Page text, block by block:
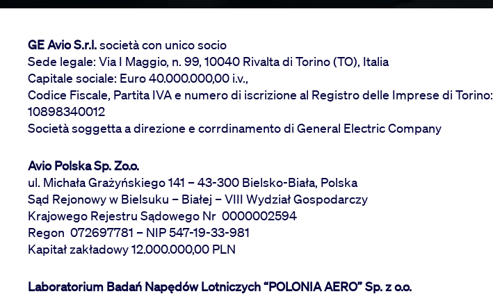
GE Avio S.r.l.società con unico socio
Sede legale: Via I Maggio, n. 99, 10040 Rivalta di Torino (TO), Italia
Capitale sociale: Euro 40.000.000,00 i.v.,
Codice Fiscale, Partita IVA e numero di iscrizione al Registro delle Imprese di Torino:
10898340012
Società soggetta a direzione e corrdinamento di General Electric Company
Avio Polska Sp. Zo.o.
ul. Michała Grażyńskiego 141 – 43-300 Bielsko-Biała, Polska
Sąd Rejonowy w Bielsuku – Białej – VIII Wydział Gospodarczy
Krajowego Rejestru Sądowego Nr 0000002594
Regon 072697781 – NIP 547-19-33-981
Kapitał zakładowy 12.000.000,00 PLN
Laboratorium Badań Napędów Lotniczych “POLONIA AERO” Sp. z o.o.